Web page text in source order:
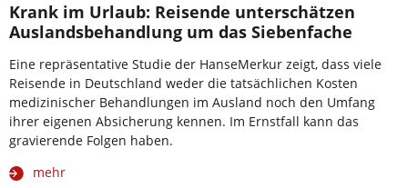
Krank im Urlaub: Reisende unterschätzen
Auslandsbehandlung um das Siebenfache
Eine repräsentative Studie der HanseMerkur zeigt, dass viele
Reisende in Deutschland weder die tatsächlichen Kosten
medizinischer Behandlungen im Ausland noch den Umfang
ihrer eigenen Absicherung kennen. Im Ernstfall kann das
gravierende Folgen haben.
mehr